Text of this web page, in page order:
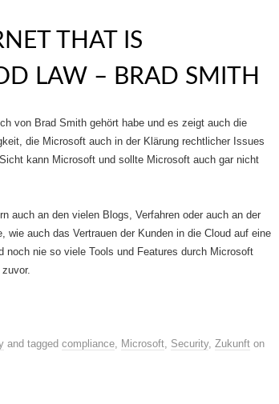
THAT IS
LAW – BRAD SMITH
von Brad Smith gehört habe und es zeigt auch die
die Microsoft auch in der Klärung rechtlicher Issues
kann Microsoft und sollte Microsoft auch gar nicht
auch an den vielen Blogs, Verfahren oder auch an der
auch das Vertrauen der Kunden in die Cloud auf eine
nie so viele Tools und Features durch Microsoft
and tagged compliance, Microsoft, Security, Zukunft on